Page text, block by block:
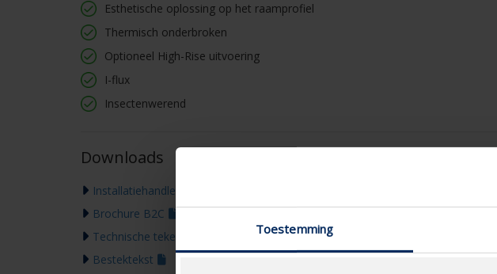
Toestemming
Esthetische oplossing op het raamprofiel
Thermisch onderbroken
Optioneel High-Rise uitvoering
I-flux
Insectenwerend
Downloads
Installatiehandleiding
Brochure B2C
Technische tekening
Bestektekst